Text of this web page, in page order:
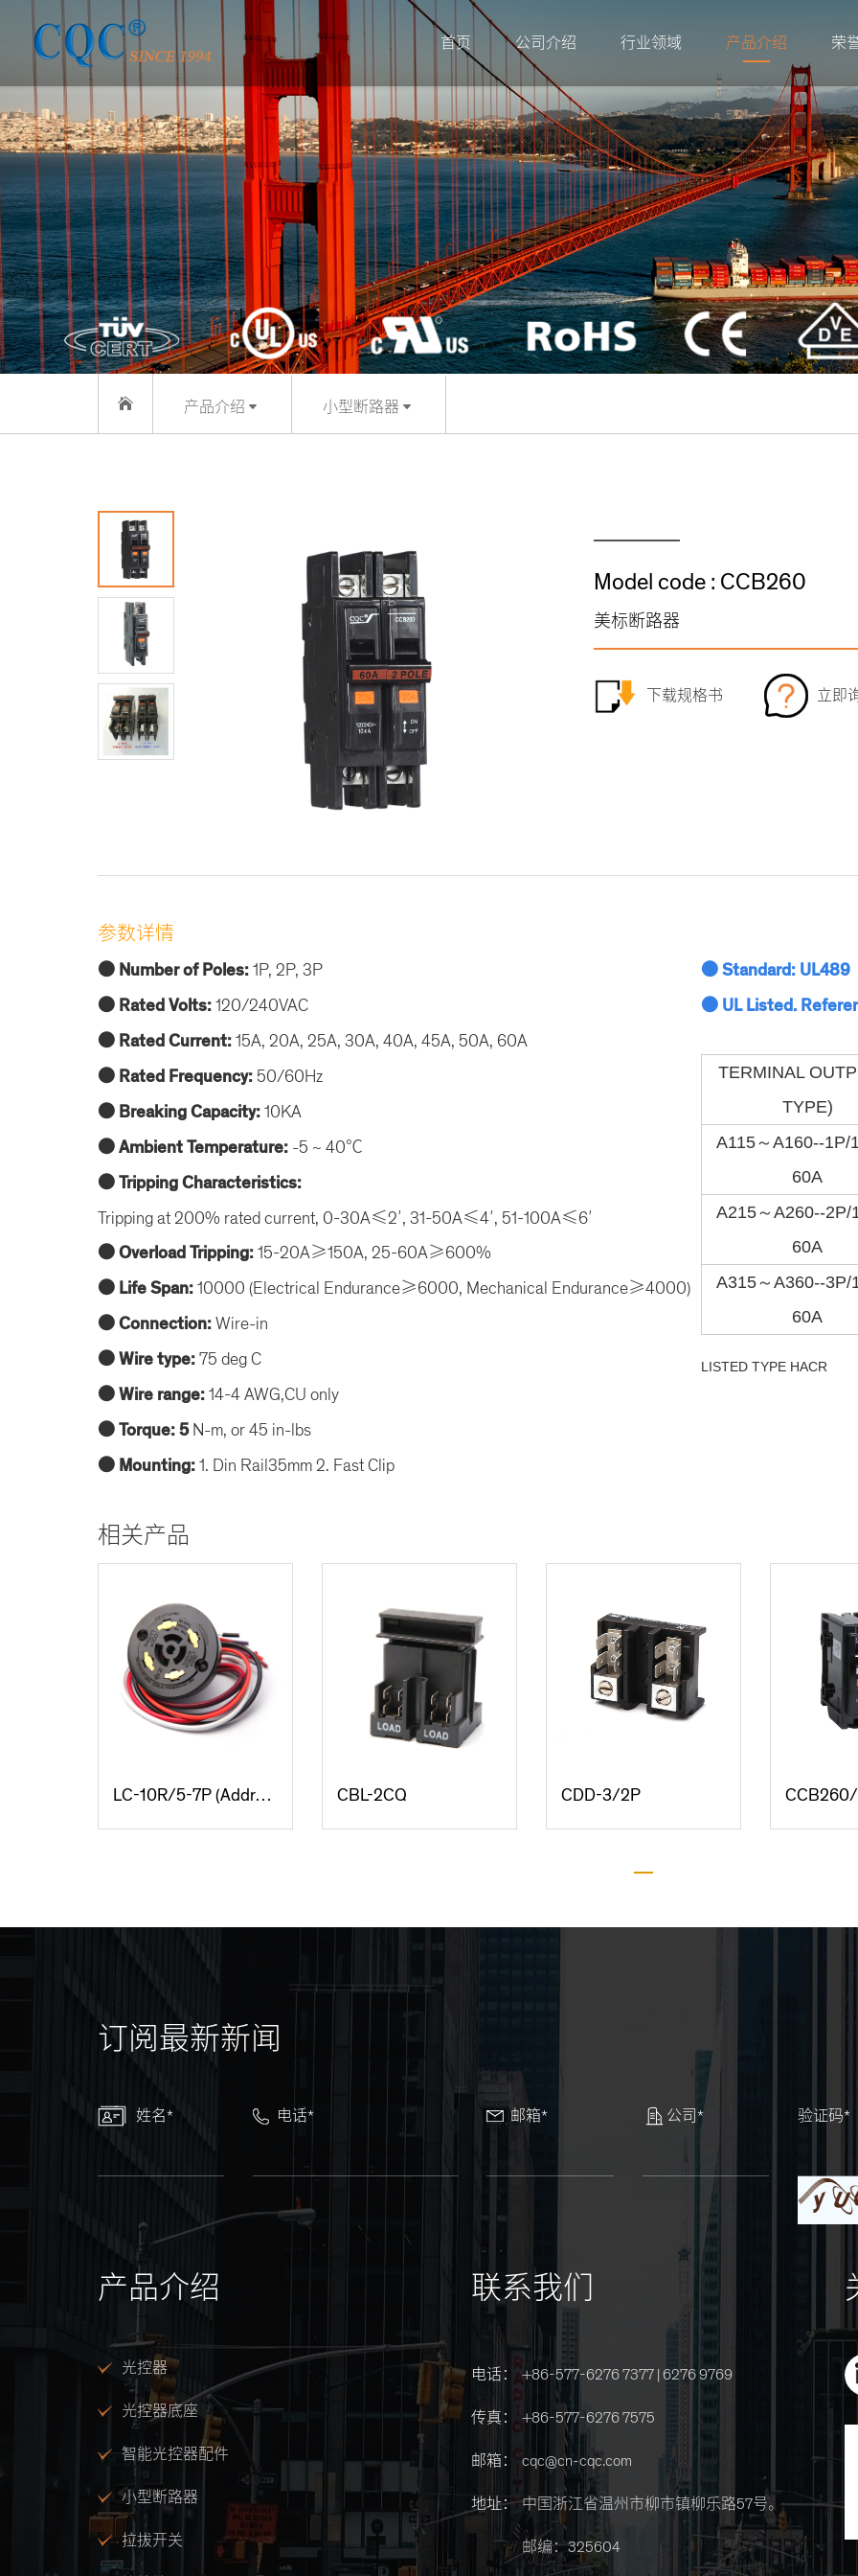
首页 公司介绍 行业领域 产品介绍 荣
产品介绍 小型断路器
Model code : CCB260
美标断路器
下载规格书 立即
参数详情
● Number of Poles:1P, 2P, 3P
● Rated Volts:120/240VAC
● Rated Current:15A, 20A, 25A, 30A, 40A, 45A, 50A, 60A
● Rated Frequency: 50/60Hz
● Breaking Capacity:10KA
● Ambient Temperature: -5 ~ 40℃
● Tripping Characteristics:
Tripping at 200% rated current, 0-30A≤2′, 31-50A≤4′, 51-100A≤6′
● Overload Tripping:15-20A≥150A, 25-60A≥600%
● Life Span:10000 (Electrical Endurance≥6000, Mechanical Endurance≥4000)
● Connection:Wire-in
● Wire type:75 deg C
● Wire range:14-4 AWG,CU only
● Torque: 5N-m, or 45 in-lbs
● Mounting:1. Din Rail35mm 2. Fast Clip
● Standard: UL489
● UL Listed.
TERMINAL
TYPE)
A115～A160--1P/
60A
A215～A260--2P/
60A
A315～A360--3P/
60A
LISTED TYPE HACR
相关产品
LC-10R/5-7P (Addressable locking & Dimming type) CBL-2CQ CDD-3/2P
订阅最新新闻
姓名* 电话* 邮箱* 公司* 验证码*
产品介绍
光控器
光控器底座
智能光控器配件
小型断路器
拉拔开关
联系我们
电话： +86-577-6276 7377 | 6276 9769
传真： +86-577-6276 7575
邮箱： cqc@cn-cqc.com
地址： 中国浙江省温州市柳市镇柳乐路57号。
邮编：325604